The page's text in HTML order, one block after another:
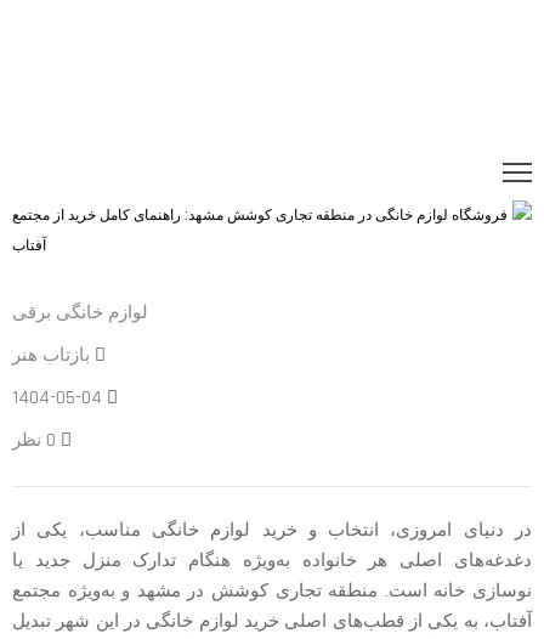
لوازم خانگی برقی
بازتاب هنر
1404-05-04
0 نظر
در دنیای امروزی، انتخاب و خرید لوازم خانگی مناسب، یکی از
دغدغه‌های اصلی هر خانواده به‌ویژه هنگام تدارک منزل جدید یا
نوسازی خانه است. منطقه تجاری کوشش در مشهد و به‌ویژه مجتمع
آفتاب، به یکی از قطب‌های اصلی خرید لوازم خانگی در این شهر تبدیل